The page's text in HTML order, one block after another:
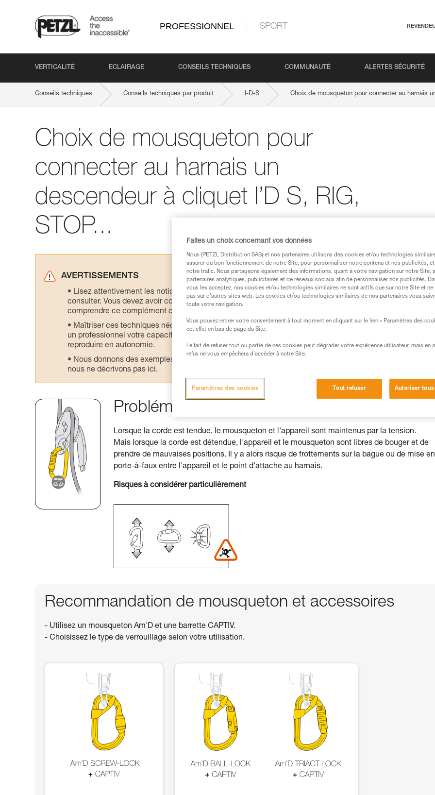
PROFESSIONNEL SPORT
VERTICALITÉ ECLAIRAGE CONSEILS TECHNIQUES COMMUNAUTÉ ALERTES SÉCURITÉ
Conseils techniques Conseils techniques par produit I-D-S Choix de mousqueton pour connecter au harnais
Choix de mousqueton pour
connecter au harnais un
descendeur à cliquet I’D S, RIG,
STOP...
AVERTISSEMENTS
Lisez attentivement les notices techniques des produits utilisés dans ce conseil avant de le
consulter. Vous devez avoir compris les informations de la notice technique pour pouvoir
comprendre ce complément d’informations.
Maîtriser ces techniques nécessite une formation et un entraînement spécifique. Validez avec
un professionnel votre capacité à refaire la manipulation, seul, en toute sécurité, avant de la
reproduire en autonomie.
Nous donnons des exemples de techniques liées à votre activité. Il peut en exister d’autres que
nous ne décrivons pas ici.
Problématique et risques principaux
Lorsque la corde est tendue, le mousqueton et l'appareil sont maintenus par la tension.
Mais lorsque la corde est détendue, l'appareil et le mousqueton sont libres de bouger et de
prendre de mauvaises positions. Il y a alors risque de frottements sur la bague ou de mise en
porte-à-faux entre l'appareil et le point d'attache au harnais.
Risques à considérer particulièrement
Recommandation de mousqueton et accessoires
- Utilisez un mousqueton Am'D et une barrette CAPTIV.
- Choisissez le type de verrouillage selon votre utilisation.
Faites un choix concernant vos données
Nous (PETZL Distribution SAS) et nos partenaires utilisons des cookies et/ou technologies
assurer du bon fonctionnement de notre Site, pour personnaliser notre contenu et nos publicités,
notre trafic. Nous partageons également des informations, quant à votre navigation sur notre Site,
partenaires analytiques, publicitaires et de réseaux sociaux afin de personnaliser nos publicités.
vous les acceptez, nos cookies et/ou technologies similaires ne sont actifs que sur notre Site et ne
pas sur d’autres sites web. Les cookies et/ou technologies similaires de nos partenaires vous
toute votre navigation.
Vous pouvez retirer votre consentement à tout moment en cliquant sur le lien « Paramètres des
cet effet en bas de page du Site.
Le fait de refuser tout ou partie de ces cookies peut dégrader votre expérience utilisateur, mais en
refus ne vous empêchera d’accéder à notre Site.
Tout refuser Autoriser
Paramètres des cookies